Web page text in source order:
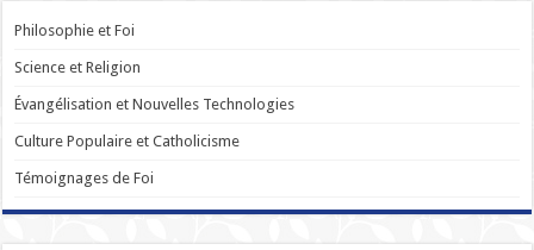
Philosophie et Foi
Science et Religion
Évangélisation et Nouvelles Technologies
Culture Populaire et Catholicisme
Témoignages de Foi